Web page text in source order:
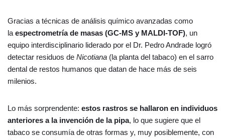
Gracias a técnicas de análisis químico avanzadas como
la espectrometría de masas (GC-MS y MALDI-TOF), un
equipo interdisciplinario liderado por el Dr. Pedro Andrade logró
detectar residuos de Nicotiana (la planta del tabaco) en el sarro
dental de restos humanos que datan de hace más de seis
milenios.
Lo más sorprendente: estos rastros se hallaron en individuos
anteriores a la invención de la pipa, lo que sugiere que el
tabaco se consumía de otras formas y, muy posiblemente, con